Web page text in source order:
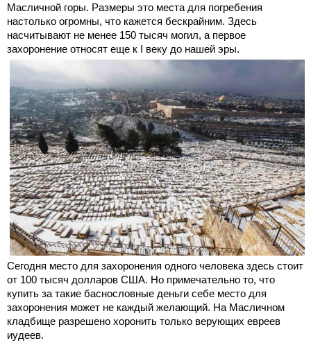
Масличной горы. Размеры это места для погребения
настолько огромны, что кажется бескрайним. Здесь
насчитывают не менее 150 тысяч могил, а первое
захоронение относят еще к I веку до нашей эры.
Сегодня место для захоронения одного человека здесь стоит
от 100 тысяч долларов США. Но примечательно то, что
купить за такие баснословные деньги себе место для
захоронения может не каждый желающий. На Масличном
кладбище разрешено хоронить только верующих евреев
иудеев.